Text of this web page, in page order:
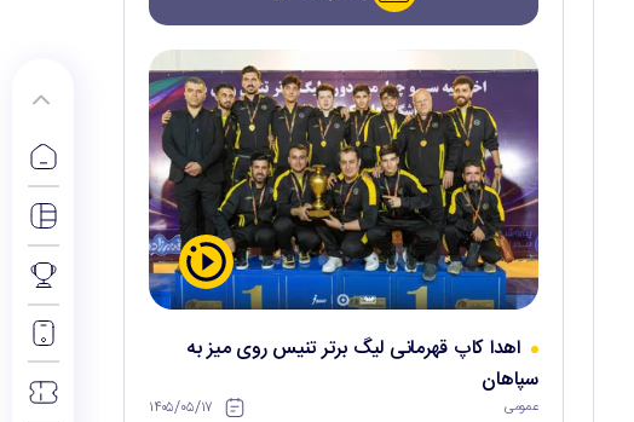
اهدا کاپ قهرمانی لیگ برتر تنیس روی میز به
سپاهان
عمومی ۱۴۰۵/۰۵/۱۷